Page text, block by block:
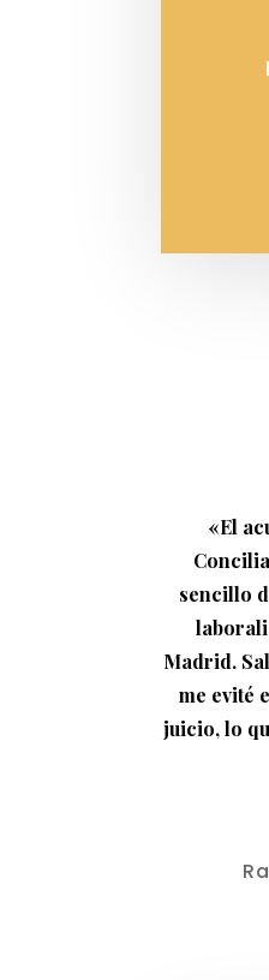
«El
sencillo
Madrid.
me evité
juicio, lo